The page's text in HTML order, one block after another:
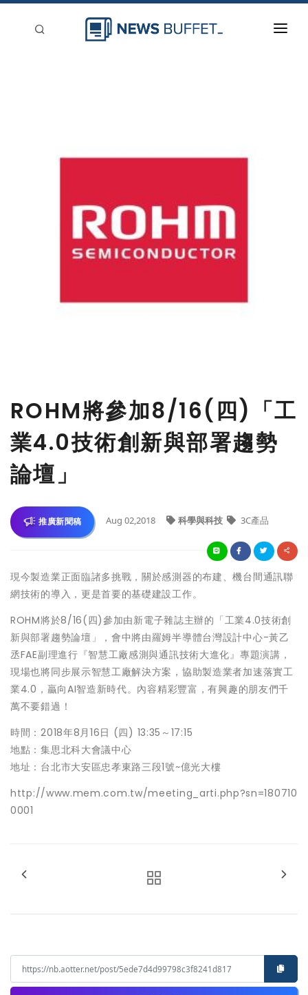
ROHM將參加8/16(四)「工
業4.0技術創新與部署趨勢
論壇」
推廣新聞稿 Aug 02,2018 科學與科技 3C產品
現今製造業正面臨諸多挑戰，關於感測器的布建、機台間通訊聯
網技術的導入，更是首要的基礎建設工作。
ROHM將於8/16(四)參加由新電子雜誌主辦的「工業4.0技術創
新與部署趨勢論壇」，會中將由羅姆半導體台灣設計中心-黃乙
丞FAE副理進行『智慧工廠感測與通訊技術大進化』專題演講，
現場也將同步展示智慧工廠解決方案，協助製造業者加速落實工
業4.0，贏向AI智造新時代。內容精彩豐富，有興趣的朋友們千
萬不要錯過！
時間：2018年8月16日 (四) 13:35～17:15
地點：集思北科大會議中心
地址：台北市大安區忠孝東路三段1號~億光大樓
http://www.mem.com.tw/meeting_arti.php?sn=180710
0001